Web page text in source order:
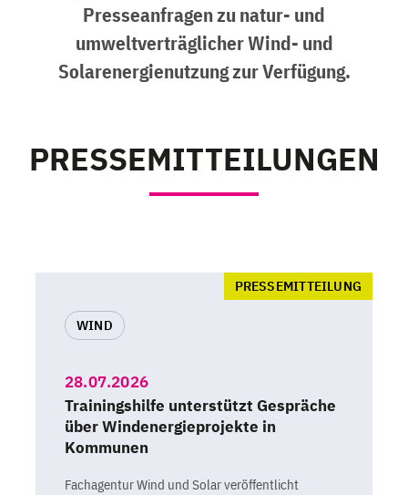
Presseanfragen zu natur- und
umweltverträglicher Wind- und
Solarenergienutzung zur Verfügung.
PRESSEMITTEILUNGEN
PRESSEMITTEILUNG
WIND
28.07.2026
Trainingshilfe unterstützt Gespräche
über Windenergieprojekte in
Kommunen
Fachagentur Wind und Solar veröffentlicht